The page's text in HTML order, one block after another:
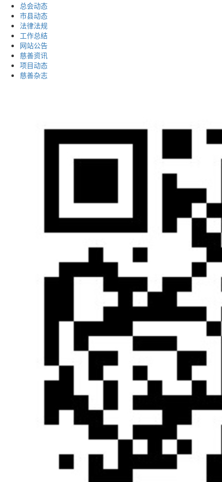
总会动态
市县动态
法律法规
工作总结
网站公告
慈善资讯
项目动态
慈善杂志